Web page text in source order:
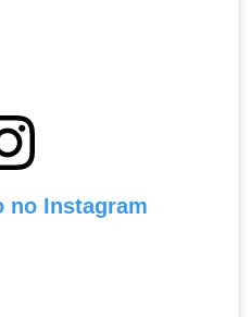
no Instagram